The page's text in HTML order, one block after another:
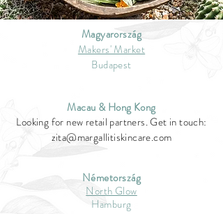
Magyarország
Makers' Market
Budapest
Macau & Hong Kong
Looking for new retail partners. Get in touch:
zita@margallitiskincare.com
Németország
North Glow
Hamburg